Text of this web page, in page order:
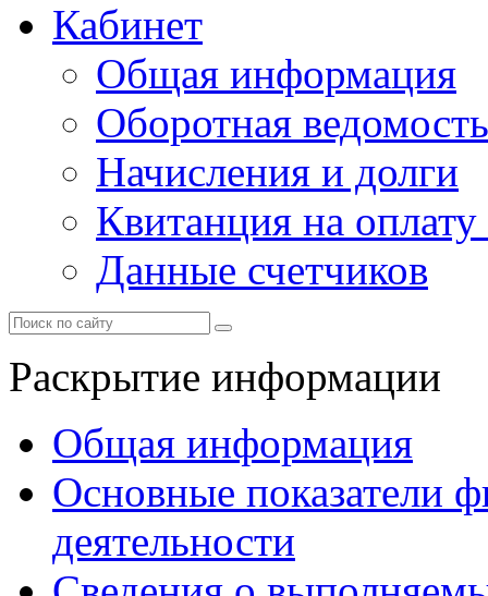
Кабинет
Общая информация
Оборотная ведомость
Начисления и долги
Квитанция на
Данные счетчиков
Раскрытие информации
Общая информация
Основные показатели
деятельности